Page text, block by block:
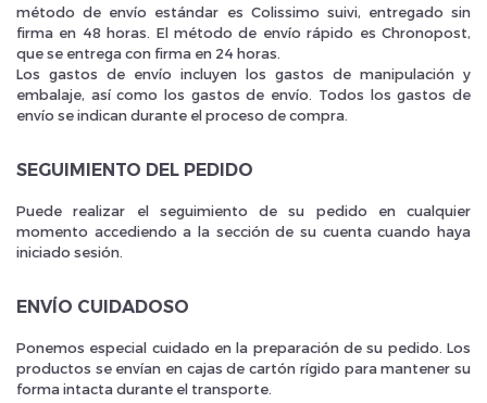
Inscrivez vous et ainsi bénéficier des tarifs professionnel
método de envío estándar es Colissimo suivi, entregado sin
firma en 48 horas. El método de envío rápido es Chronopost,
que se entrega con firma en 24 horas.
Los gastos de envío incluyen los gastos de manipulación y
embalaje, así como los gastos de envío. Todos los gastos de
envío se indican durante el proceso de compra.
SEGUIMIENTO DEL PEDIDO
Puede realizar el seguimiento de su pedido en cualquier
momento accediendo a la sección de su cuenta cuando haya
iniciado sesión.
ENVÍO CUIDADOSO
Ponemos especial cuidado en la preparación de su pedido. Los
productos se envían en cajas de cartón rígido para mantener su
forma intacta durante el transporte.